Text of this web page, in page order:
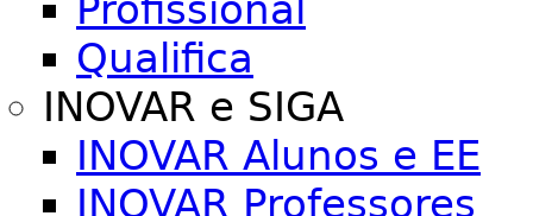
Profissional
Qualifica
INOVAR e SIGA
INOVAR Alunos e EE
INOVAR Professores